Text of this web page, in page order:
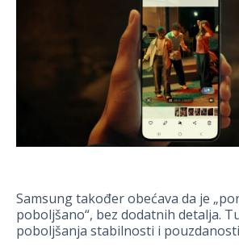
Samsung također obećava da je
poboljšano“, bez dodatnih detalja.
poboljšanja stabilnosti i